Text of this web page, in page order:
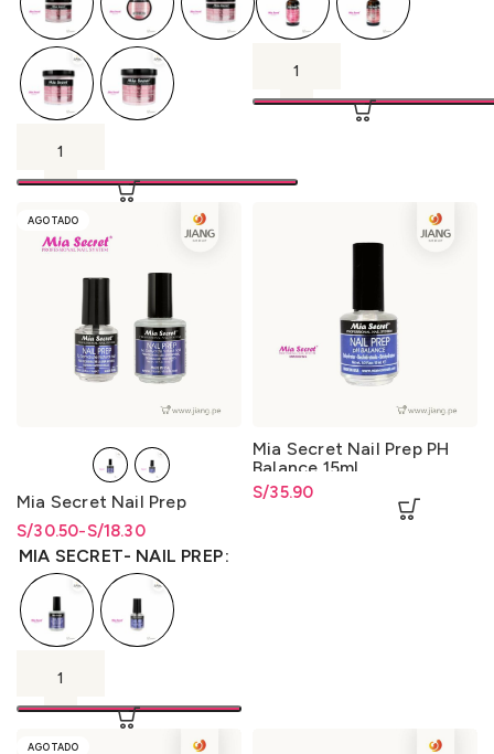
AGOTADO
Mia Secret Nail Prep
S/18.30
-
S/30.50
Rango de precios: desde
S/18.30 hasta S/30.50
Rango de precios: desde
S/18.30hastaS/30.50
MIA SECRET- NAIL PREP
Mia Secret Nail Prep PH
Balance 15ml
S/35.90
AGOTADO